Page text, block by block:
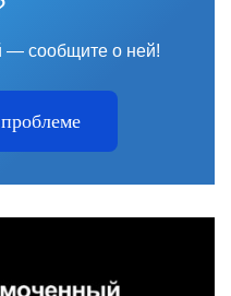
— сообщите о ней!